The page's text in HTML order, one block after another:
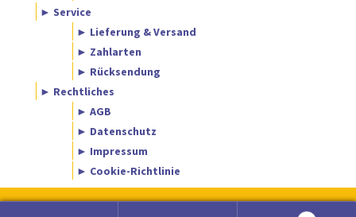
► Service
► Lieferung & Versand
► Zahlarten
► Rücksendung
► Rechtliches
► AGB
► Datenschutz
► Impressum
► Cookie-Richtlinie